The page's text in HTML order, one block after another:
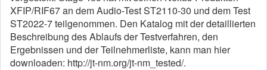
XFIP/RIF67 an dem Audio-Test ST2110-30 und dem Test
ST2022-7 teilgenommen. Den Katalog mit der detaillierten
Beschreibung des Ablaufs der Testverfahren, den
Ergebnissen und der Teilnehmerliste, kann man hier
downloaden: http://jt-nm.org/jt-nm_tested/.